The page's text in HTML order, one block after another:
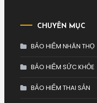
CHUYÊN MỤC
BẢO HIỂM NHÂN THỌ
BẢO HIỂM SỨC KHỎE
BẢO HIỂM THAI SẢN